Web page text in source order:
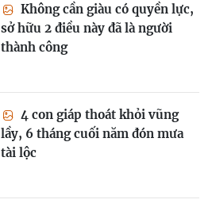
Không cần giàu có quyền lực,
sở hữu 2 điều này đã là người
thành công
4 con giáp thoát khỏi vũng
lầy, 6 tháng cuối năm đón mưa
tài lộc